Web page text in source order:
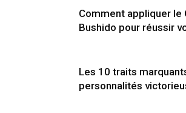
Comment appliquer le
Bushido pour réussir
Les 10 traits
personnalités